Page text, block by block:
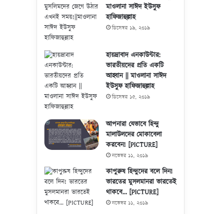
মাওলানা সাঈদ ইউসুফ
হাফিজাহুল্লাহ
ডিসেম্বর ১৯, ২০১৯
হায়দ্রাবাদ এনকাউন্টার:
ভারতীয়দের প্রতি একটি
আহ্বান || মাওলানা সাঈদ
ইউসুফ হাফিজাহুল্লাহ
ডিসেম্বর ১৫, ২০১৯
আপনারা যেভাবে হিন্দু
মালাউলদের মোকাবেলা
করবেন! [PICTURE]
নভেম্বর ১১, ২০১৯
কাপুরুষ হিন্দুদের বলে দিন!
ভারতের মুসলমানরা ভারতেই
থাকবে… [PICTURE]
নভেম্বর ১১, ২০১৯